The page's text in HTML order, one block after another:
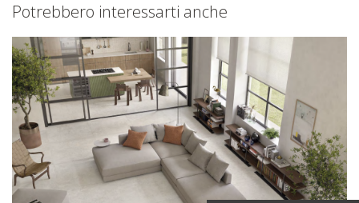
Potrebbero interessarti anche